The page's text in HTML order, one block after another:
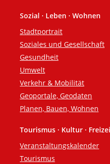
Sozial · Leben · Wohnen
Stadtportrait
Soziales und Gesellschaft
Gesundheit
Umwelt
Verkehr & Mobilität
Geoportale, Geodaten
Planen, Bauen, Wohnen
Tourismus · Kultur ·
Veranstaltungskalender
Tourismus